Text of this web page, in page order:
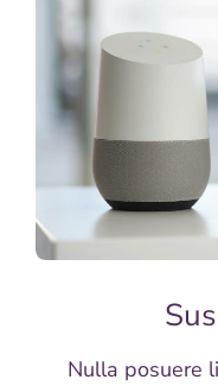
Nulla posuere